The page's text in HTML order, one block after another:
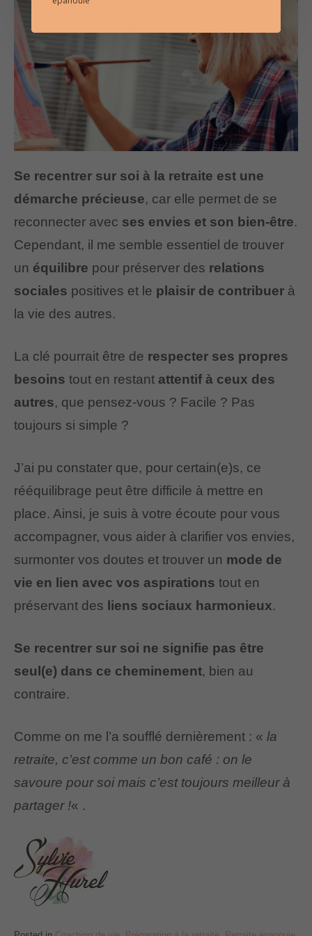
Se recentrer sur soi à la retraite est une
démarche précieuse, car elle permet de se
reconnecter avec ses envies et son bien-être.
Cependant, il me semble essentiel de trouver
un équilibre pour préserver des relations
sociales positives et le plaisir de contribuer à
la vie des autres.
La clé pourrait être de respecter ses propres
besoins tout en restant attentif à ceux des
autres, que pensez-vous ? Facile ? Pas
toujours si simple ?
J’ai pu constater que, pour certain(e)s, ce
rééquilibrage peut être difficile à mettre en
place. Ainsi, je suis à votre écoute pour vous
accompagner, vous aider à clarifier vos envies,
surmonter vos doutes et trouver un mode de
vie en lien avec vos aspirations tout en
préservant des liens sociaux harmonieux.
Se recentrer sur soi ne signifie pas être
seul(e) dans ce cheminement, bien au
contraire.
Comme on me l’a soufflé dernièrement : « la
retraite, c’est comme un bon café : on le
savoure pour soi mais c’est toujours meilleur à
partager !« .